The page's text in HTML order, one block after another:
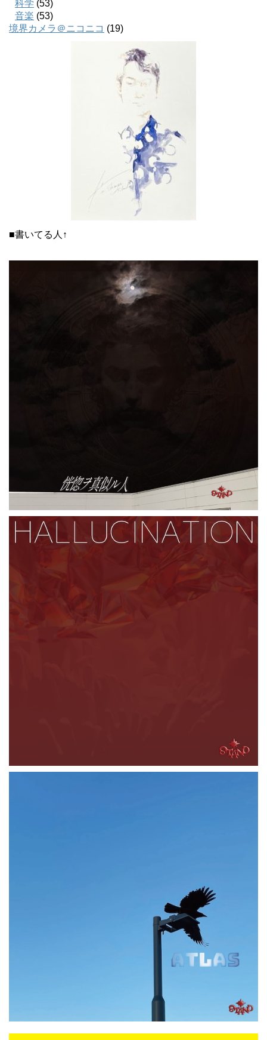
科学 (53)
音楽 (53)
境界カメラ＠ニコニコ (19)
■書いてる人↑